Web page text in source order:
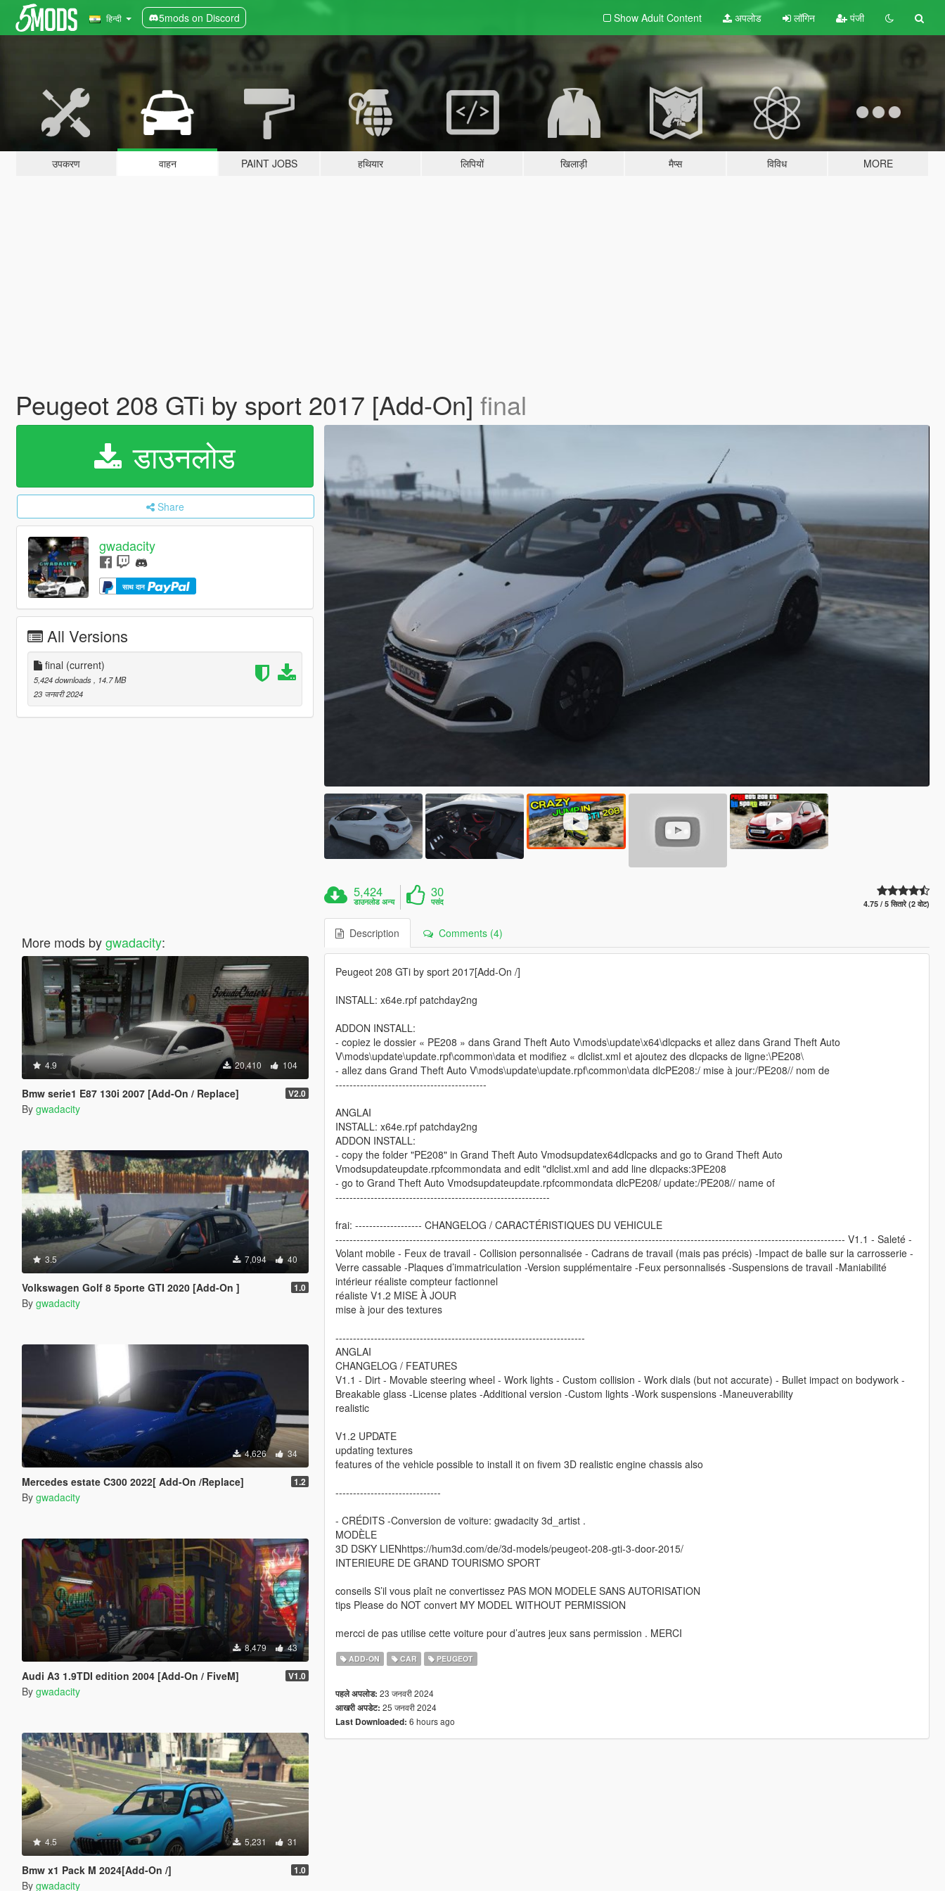
हिन्दी 5mods on Discord Show Adult Content अपलोड लॉगिन पंजी
उपकरण वाहन PAINT JOBS हथियार लिपियों खिलाड़ी मैप्स विविध MORE
Peugeot 208 GTi by sport 2017 [Add-On] final
डाउनलोड
Share
gwadacity
साथ दान
All Versions
final (current)
5,424 downloads
, 14.7 MB
23 जनवरी 2024
More mods bygwadacity:
4.9 20,410 104
Bmw serie1 E87 130i 2007 [Add-On / Replace] V2.0
By gwadacity
3.5 7,094 40
Volkswagen Golf 8 5porte GTI 2020 [Add-On ] 1.0
By gwadacity
4,626 34
Mercedes estate C300 2022[ Add-On /Replace] 1.2
By gwadacity
8,479 43
Audi A3 1.9TDI edition 2004 [Add-On / FiveM] V1.0
By gwadacity
4.5 5,231 31
Bmw x1 Pack M 2024[Add-On /] 1.0
By gwadacity
5,424
डाउनलोड अन्य
30
पसंद 4.75 / 5 सितारे (2 वोट)
Description Comments (4)
Peugeot 208 GTi by sport 2017[Add-On /]
INSTALL: x64e.rpf patchday2ng
ADDON INSTALL:
- copiez le dossier « PE208 » dans Grand Theft Auto V\mods\update\x64\dlcpacks et allez dans Grand Theft Auto
V\mods\update\update.rpf\common\data et modifiez « dlclist.xml et ajoutez des dlcpacks de ligne:\PE208\
- allez dans Grand Theft Auto V\mods\update\update.rpf\common\data dlcPE208:/ mise à jour:/PE208// nom de
-------------------------------------------
ANGLAI
INSTALL: x64e.rpf patchday2ng
ADDON INSTALL:
- copy the folder "PE208" in Grand Theft Auto Vmodsupdatex64dlcpacks and go to Grand Theft Auto
Vmodsupdateupdate.rpfcommondata and edit "dlclist.xml and add line dlcpacks:3PE208
- go to Grand Theft Auto Vmodsupdateupdate.rpfcommondata dlcPE208/ update:/PE208// name of
-------------------------------------------------------------
frai: ------------------- CHANGELOG / CARACTÉRISTIQUES DU VEHICULE
------------------------------------------------------------------------------------------------------------------------------------------------- V1.1 - Saleté -
Volant mobile - Feux de travail - Collision personnalisée - Cadrans de travail (mais pas précis) -Impact de balle sur la carrosserie -
Verre cassable -Plaques d’immatriculation -Version supplémentaire -Feux personnalisés -Suspensions de travail -Maniabilité
intérieur réaliste compteur factionnel
réaliste V1.2 MISE À JOUR
mise à jour des textures
-----------------------------------------------------------------------
ANGLAI
CHANGELOG / FEATURES
V1.1 - Dirt - Movable steering wheel - Work lights - Custom collision - Work dials (but not accurate) - Bullet impact on bodywork -
Breakable glass -License plates -Additional version -Custom lights -Work suspensions -Maneuverability
realistic
V1.2 UPDATE
updating textures
features of the vehicle possible to install it on fivem 3D realistic engine chassis also
------------------------------
- CRÉDITS -Conversion de voiture: gwadacity 3d_artist .
MODÈLE
3D DSKY LIENhttps://hum3d.com/de/3d-models/peugeot-208-gti-3-door-2015/
INTERIEURE DE GRAND TOURISMO SPORT
conseils S’il vous plaît ne convertissez PAS MON MODELE SANS AUTORISATION
tips Please do NOT convert MY MODEL WITHOUT PERMISSION
mercci de pas utilise cette voiture pour d’autres jeux sans permission . MERCI
ADD-ON CAR PEUGEOT
पहले अपलोड: 23 जनवरी 2024
आखरी अपडेट: 25 जनवरी 2024
Last Downloaded: 6 hours ago